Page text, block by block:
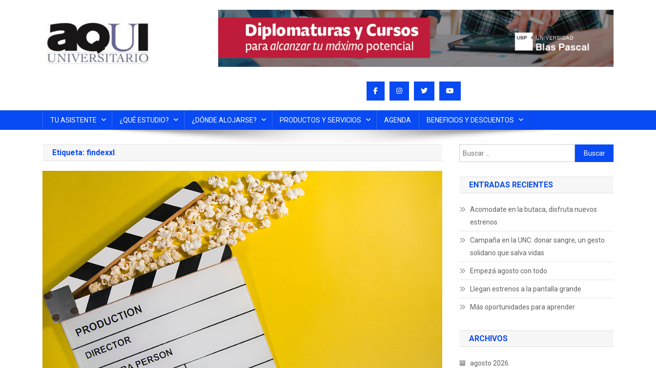
TU ASISTENTE ¿QUÉ ESTUDIO? ¿DÓNDE ALOJARSE? PRODUCTOS Y SERVICIOS AGENDA BENEFICIOS Y DESCUENTOS
Etiqueta: findexxl
ENTRADAS RECIENTES
Acomodate en la butaca, disfruta nuevos
estrenos
Campaña en la UNC: donar sangre, un gesto
solidario que salva vidas
Empezá agosto con todo
Llegan estrenos a la pantalla grande
Más oportunidades para aprender
ARCHIVOS
agosto 2026